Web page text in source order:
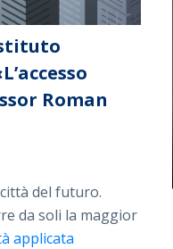
Roman
del futuro.
da soli la maggior
applicata